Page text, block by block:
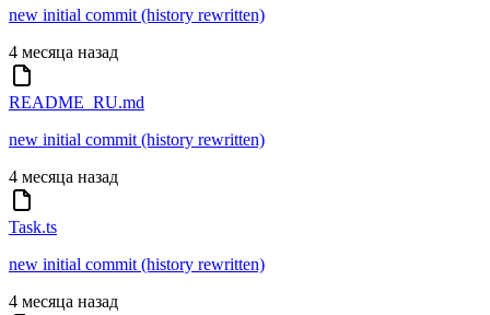
new initial commit (history rewritten)
4 месяца назад
README_RU.md
new initial commit (history rewritten)
4 месяца назад
Task.ts
new initial commit (history rewritten)
4 месяца назад